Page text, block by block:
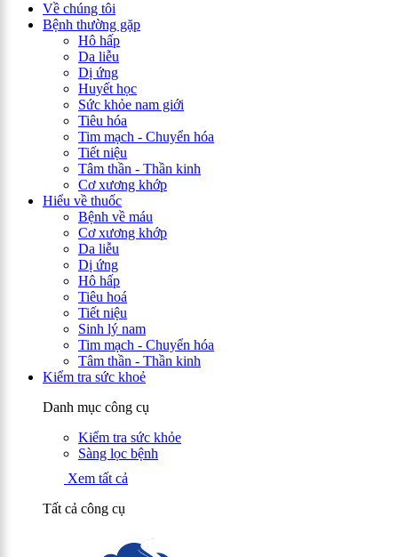
Về chúng tôi
Bệnh thường gặp
Hô hấp
Da liễu
Dị ứng
Huyết học
Sức khỏe nam giới
Tiêu hóa
Tim mạch - Chuyển hóa
Tiết niệu
Tâm thần - Thần kinh
Cơ xương khớp
Hiểu về thuốc
Bệnh về máu
Cơ xương khớp
Da liễu
Dị ứng
Hô hấp
Tiêu hoá
Tiết niệu
Sinh lý nam
Tim mạch - Chuyển hóa
Tâm thần - Thần kinh
Kiểm tra sức khoẻ
Danh mục công cụ
Kiểm tra sức khỏe
Sàng lọc bệnh
Xem tất cả
Tất cả công cụ